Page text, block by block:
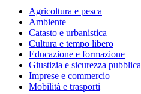
Agricoltura e pesca
Ambiente
Catasto e urbanistica
Cultura e tempo libero
Educazione e formazione
Giustizia e sicurezza pubblica
Imprese e commercio
Mobilità e trasporti